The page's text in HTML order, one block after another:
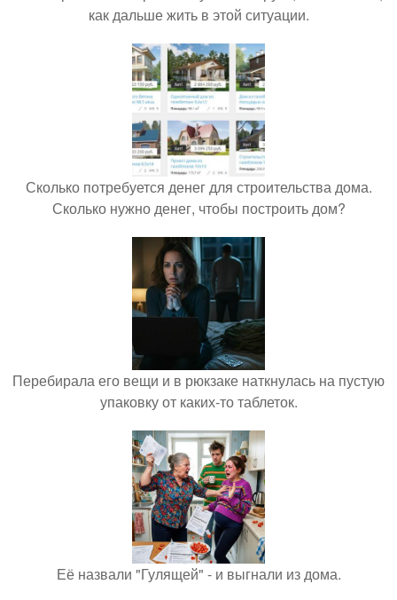
как дальше жить в этой ситуации.
Сколько потребуется денег для строительства дома.
Сколько нужно денег, чтобы построить дом?
Перебирала его вещи и в рюкзаке наткнулась на пустую
упаковку от каких-то таблеток.
Её назвали "Гулящей" - и выгнали из дома.